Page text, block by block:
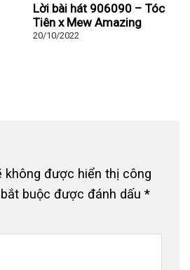
Lời bài hát 906090 – Tóc
Tiên x Mew Amazing
20/10/2022
không được hiển thị công
buộc được đánh dấu *